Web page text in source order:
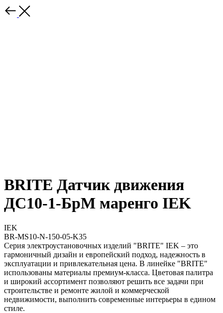
BRITE Датчик движения
ДС10-1-БрМ маренго IEK
IEK
BR-MS10-N-150-05-K35
Серия электроустановочных изделий "BRITE" IEK – это
гармоничный дизайн и европейский подход, надежность в
эксплуатации и привлекательная цена. В линейке "BRITE"
использованы материалы премиум-класса. Цветовая палитра
и широкий ассортимент позволяют решить все задачи при
строительстве и ремонте жилой и коммерческой
недвижимости, выполнить современные интерьеры в едином
стиле.